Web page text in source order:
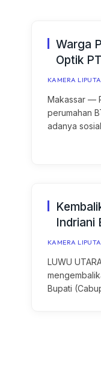
Warga
Optik
KAMERA
Makassar —
perumahan
adanya
Indriani
KAMERA
LUWU
Bupati